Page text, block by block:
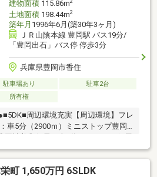
建物面積115.86m2
土地面積198.44m2
築年月 1996年6月(築30年3ヶ月)
ＪＲ山陰本線 豊岡駅 バス19分/
「豊岡出石」バス停 停歩3分
兵庫県豊岡市香住
駐車場あり
駐車2台
所有権
周辺環境充実【周辺環境】フレ
車5分（2900ｍ）ミニストップ豊岡
ｍ）＼敷地約60坪の中古戸建／※
けております！是非、お問い合わせ
町 1,650万円 6SLDK